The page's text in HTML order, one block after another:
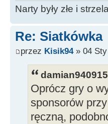
Narty były złe i
Re: Siatkówka
przez Kisik94» 04 Sty
Oprócz gry o
sponsorów
ręczną,